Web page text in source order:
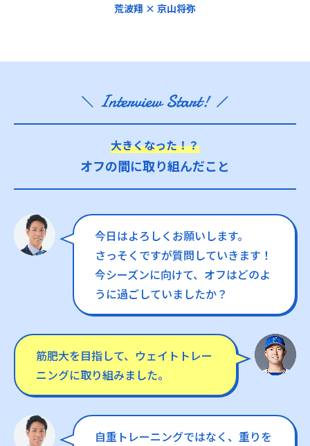
荒波翔 × 京山将弥
大きくなった！？
オフの間に取り組んだこと
今日はよろしくお願いします。
さっそくですが質問していきます！
今シーズンに向けて、オフはどのよ
うに過ごしていましたか？
筋肥大を目指して、ウェイトトレー
ニングに取り組みました。
自重トレーニングではなく、重りを